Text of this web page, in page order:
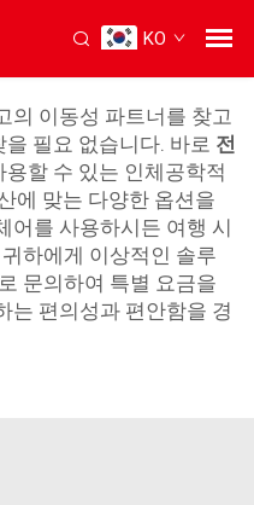
KO
체어
의 이동성 파트너를 찾고
필요 없습니다. 바로 전
할 수 있는 인체공학적
에 맞는 다양한 옵션을
어를 사용하시든 여행 시
하에게 이상적인 솔루
문의하여 특별 요금을
는 편의성과 편안함을 경